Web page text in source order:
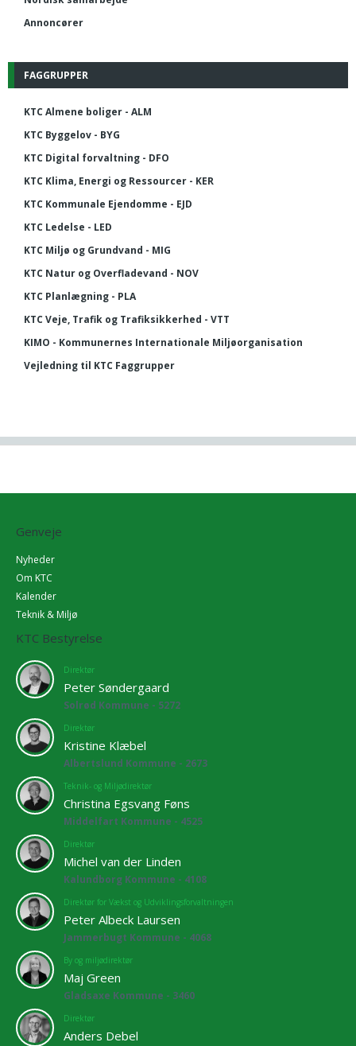
Annoncører
FAGGRUPPER
KTC Almene boliger - ALM
KTC Byggelov - BYG
KTC Digital forvaltning - DFO
KTC Klima, Energi og Ressourcer - KER
KTC Kommunale Ejendomme - EJD
KTC Ledelse - LED
KTC Miljø og Grundvand - MIG
KTC Natur og Overfladevand - NOV
KTC Planlægning - PLA
KTC Veje, Trafik og Trafiksikkerhed - VTT
KIMO - Kommunernes Internationale Miljøorganisation
Vejledning til KTC Faggrupper
Genveje
Nyheder
Om KTC
Kalender
Teknik & Miljø
KTC Bestyrelse
Direktør
Peter Søndergaard
Solrød Kommune - 5272
Direktør
Kristine Klæbel
Albertslund Kommune - 2673
Teknik- og Miljødirektør
Christina Egsvang Føns
Middelfart Kommune - 4525
Direktør
Michel van der Linden
Kalundborg Kommune - 4108
Direktør for Vækst og Udviklingsforvaltningen
Peter Albeck Laursen
Jammerbugt Kommune - 4068
By og miljødirektør
Maj Green
Gladsaxe Kommune - 3460
Direktør
Anders Debel